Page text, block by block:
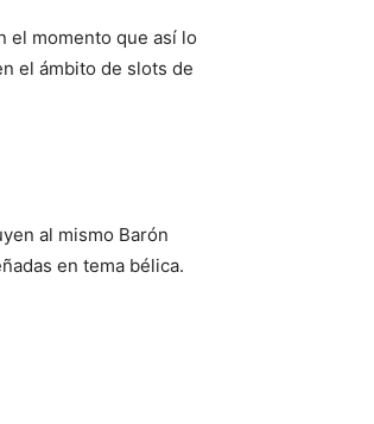
el momento que así lo
el ámbito de slots de
al mismo Barón
en tema bélica.